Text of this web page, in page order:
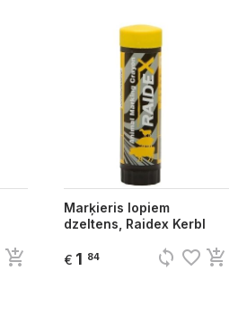
add_shopping_cart
Marķieris lopiem
dzeltens, Raidex Kerbl
€ 1 84 sync favorite_border add_shopping_cart